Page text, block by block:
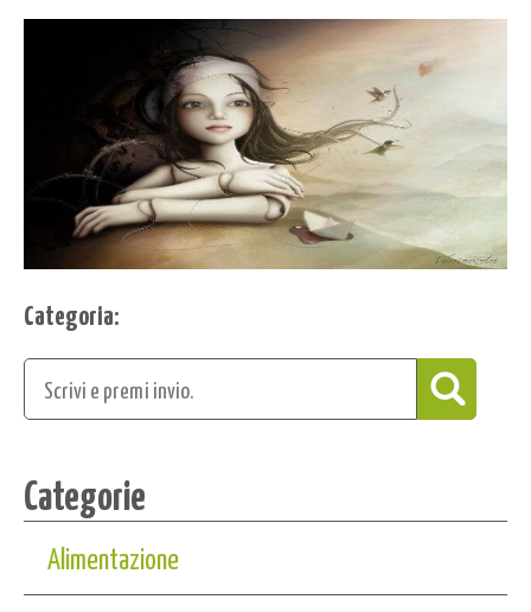
Categoria:
Categorie
Alimentazione